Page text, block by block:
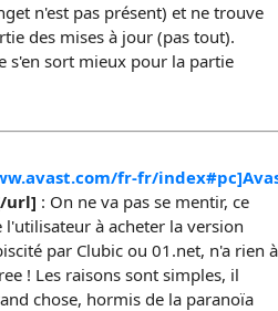
n'est pas présent) et ne trouve
des mises à jour (pas tout).
s'en sort mieux pour la partie
fr-fr/
url] : On ne va pas se mentir, ce
à acheter la version
par Clubic ou 01.net, n'a rien à
! Les raisons sont simples, il
chose, hormis de la paranoïa